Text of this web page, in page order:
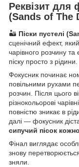
Реквізит для
(Sands of The
🏜️ Піски пустелі
сценічний ефект,
чарівного розчину
піску просто з рідини.
Фокусник починає
повільними рухами
розчин. Після цього
різнокольорові
повністю зникає в
далі — фокусник
сипучий пісок
Фінал виглядає
знову
зняли.